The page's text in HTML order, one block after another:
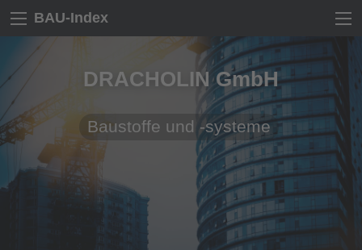
BAU-Index
DRACHOLIN GmbH
Baustoffe und -systeme